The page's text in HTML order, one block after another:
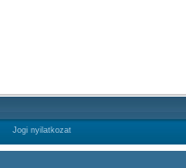
Jogi nyilatkozat